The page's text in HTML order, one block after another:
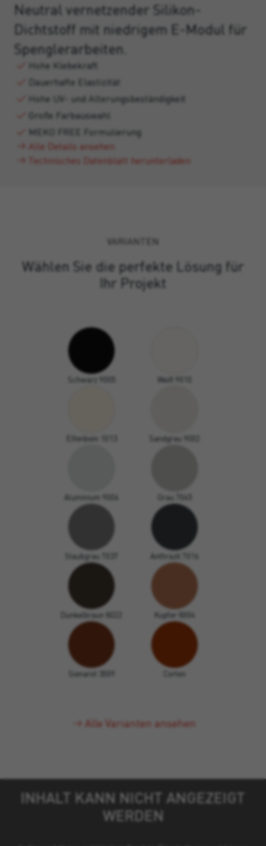
Neutral vernetzender Silikon-
Dichtstoff mit niedrigem E-Modul für
Spenglerarbeiten.
Hohe Klebekraft
Dauerhafte Elastizität
Hohe UV- und Alterungsbeständigkeit
Große Farbauswahl
MEKO FREE Formulierung
Alle Details ansehen
Technisches Datenblatt herunterladen
VARIANTEN
Wählen Sie die perfekte Lösung für
Ihr Projekt
Schwarz 9005 Weiß 9010
Elfenbein 1013 Sandgrau 9002
Aluminium 9006 Grau 7045
Staubgrau 7037 Anthrazit 7016
Dunkelbraun 8022 Kupfer 8004
Sienarot 3009 Corten
Alle Varianten ansehen
INHALT KANN NICHT ANGEZEIGT
WERDEN